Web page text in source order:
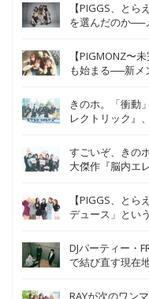
【PIGGS、と
を選んだのか──
【PIGMONZ〜
も始まる──新メ
きのホ。「衝動
レクトリック』
すごいぞ、きの
大傑作『脳内エ
【PIGGS、と
デュース」とい
DJパーティー・
で結び直す現在
RAYが次のワン